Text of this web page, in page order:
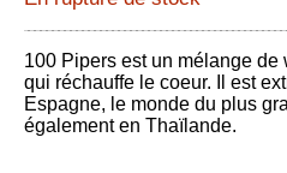
100 Pipers est un mélange
qui réchauffe le coeur. Il est
Espagne, le monde du plus
également en Thaïlande.